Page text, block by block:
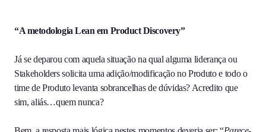
“A metodologia Lean em Product Discovery”
Já se deparou com aquela situação na qual alguma liderança ou
Stakeholders solicita uma adição/modificação no Produto e todo o
time de Produto levanta sobrancelhas de dúvidas? Acredito que
sim, aliás…quem nunca?